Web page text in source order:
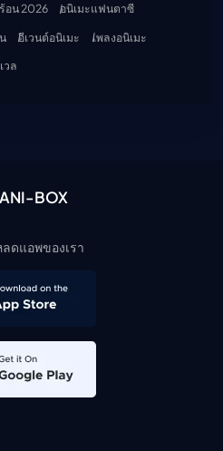
อน 2026
อนิเมะแฟนตาซี
อีเวนต์อนิเมะ
เพลงอนิเมะ
วล
ANI-BOX
ดแอพของเรา